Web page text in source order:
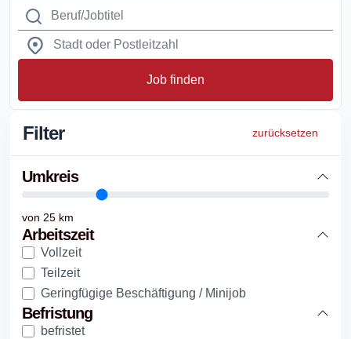
Job finden
Filter zurücksetzen
Umkreis
von 25 km
Arbeitszeit
Vollzeit
Teilzeit
Geringfügige Beschäftigung / Minijob
Befristung
befristet